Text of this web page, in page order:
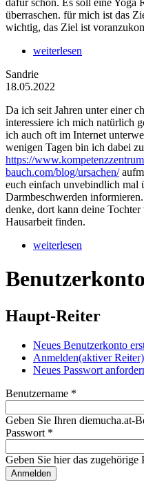
dafür schon. Es soll eine Yoga
überraschen. für mich ist das
wichtig, das Ziel ist
weiterlesen
Sandrie
18.05.2022
Da ich seit Jahren unter einer
interessiere ich mich natürlich
ich auch oft im Internet
wenigen Tagen bin ich dabei
https://
bauch.com/blog/ursachen/
euch einfach unvebindlich mal
Darmbeschwerden
denke, dort kann deine
Hausarbeit finden.
weiterlesen
Benutzerkonto
Haupt-Reiter
Neues Benutzerkonto
Anmelden(aktiver Reiter)
Neues Passwort
Benutzername *
Geben Sie Ihren diemucha.at-
Passwort *
Geben Sie hier das zugehörige